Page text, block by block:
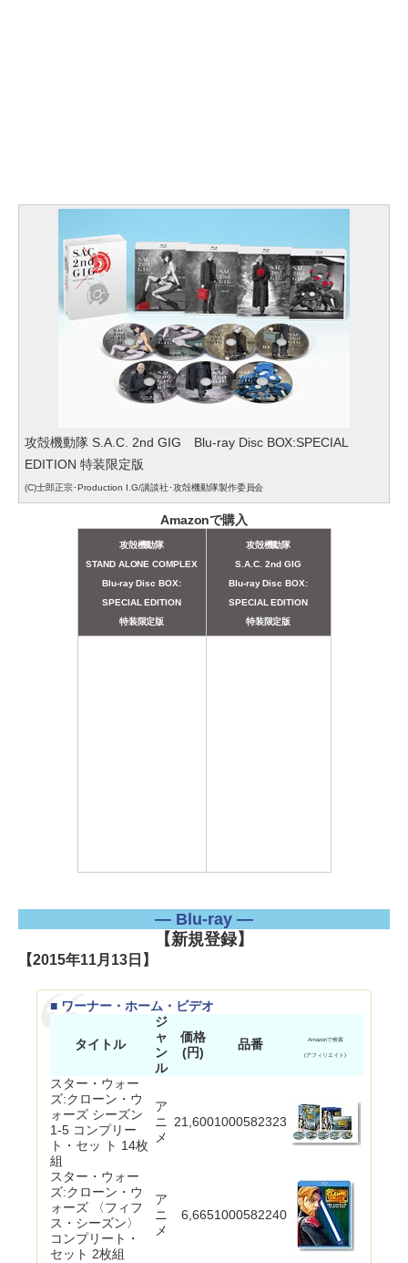
攻殻機動隊 S.A.C. 2nd GIG Blu-ray Disc BOX:SPECIAL
EDITION 特装限定版
(C)士郎正宗･Production I.G/講談社･攻殻機動隊製作委員会
Amazonで購入
攻殻機動隊
STAND ALONE COMPLEX
Blu-ray Disc BOX:
SPECIAL EDITION
特装限定版
攻殻機動隊
S.A.C. 2nd GIG
Blu-ray Disc BOX:
SPECIAL EDITION
特装限定版
― Blu-ray ―
【新規登録】
【2015年11月13日】
■ ワーナー・ホーム・ビデオ
タイトル
ジ
ャ
ン
ル
価格
(円)
品番 Amazonで検索
(アフィリエイト)
スター・ウォー
ズ:クローン・ウ
ォーズ シーズン
1-5 コンプリー
ト・セッ ト 14枚
組
ア
ニ
メ
21,6001000582323
スター・ウォー
ズ:クローン・ウ
ォーズ 〈フィフ
ス・シーズン〉
コンプリート・
セット 2枚組
ア
ニ
メ
6,6651000582240